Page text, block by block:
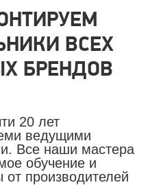
ВСЕХ
БРЕНДОВ
20 лет
ведущими
Все наши мастера
обучение и
производителей